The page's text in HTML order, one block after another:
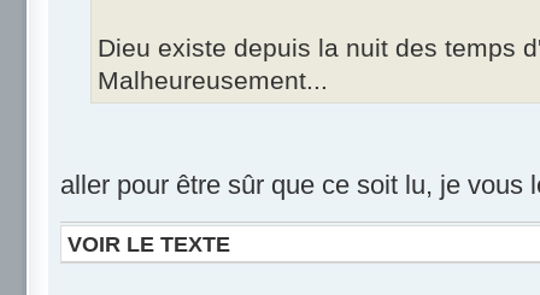
Dieu existe depuis la nuit des temps
Malheureusement...
aller pour être sûr que ce soit lu, je vous
VOIR LE TEXTE